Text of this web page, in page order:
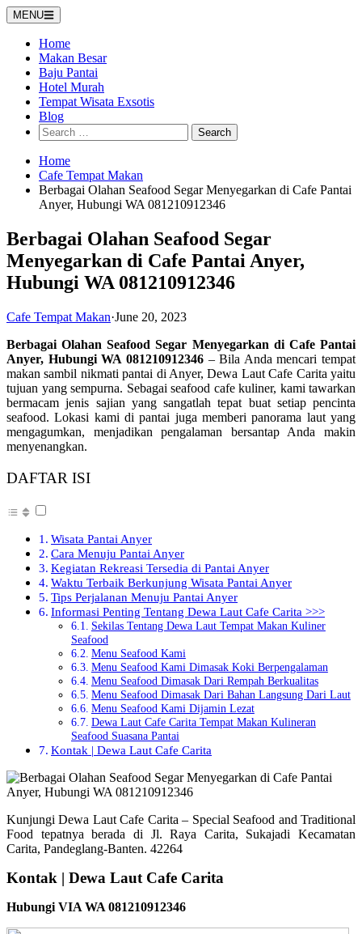
Skip
to
content
MENU
Home
Makan Besar
Baju Pantai
Hotel Murah
Tempat Wisata Exsotis
Blog
Search
for:
Home
Cafe Tempat Makan
Berbagai Olahan Seafood Segar Menyegarkan di Cafe Pantai
Anyer, Hubungi WA 081210912346
Berbagai Olahan Seafood Segar
Menyegarkan di Cafe Pantai Anyer,
Hubungi WA 081210912346
Cafe Tempat Makan·June 20, 2023
Berbagai Olahan Seafood Segar Menyegarkan di Cafe Pantai
Anyer, Hubungi WA 081210912346– Bila Anda mencari tempat
makan sambil nikmati pantai di Anyer, Dewa Laut Cafe Carita yaitu
tujuan yang sempurna. Sebagai seafood cafe kuliner, kami tawarkan
bermacam jenis sajian yang sangatlah tepat buat setiap pencinta
seafood. Lokasi kami di pantai juga memberi panorama laut yang
mengagumkan, menjadikan pengalaman bersantap Anda makin
menyenangkan.
DAFTAR ISI
Wisata Pantai Anyer
Cara Menuju Pantai Anyer
Kegiatan Rekreasi Tersedia di Pantai Anyer
Waktu Terbaik Berkunjung Wisata Pantai Anyer
Tips Perjalanan Menuju Pantai Anyer
Informasi Penting Tentang Dewa Laut Cafe Carita >>>
Sekilas Tentang Dewa Laut Tempat Makan Kuliner
Seafood
Menu Seafood Kami
Menu Seafood Kami Dimasak Koki Berpengalaman
Menu Seafood Dimasak Dari Rempah Berkualitas
Menu Seafood Dimasak Dari Bahan Langsung Dari Laut
Menu Seafood Kami Dijamin Lezat
Dewa Laut Cafe Carita Tempat Makan Kulineran
Seafood Suasana Pantai
Kontak | Dewa Laut Cafe Carita
Kunjungi Dewa Laut Cafe Carita – Special Seafood and Traditional
Food tepatnya berada di Jl. Raya Carita, Sukajadi Kecamatan
Carita, Pandeglang-Banten. 42264
Kontak | Dewa Laut Cafe Carita
Hubungi VIA WA 081210912346